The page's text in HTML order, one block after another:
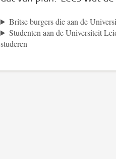
Britse burgers die aan de
Studenten aan de Universiteit
studeren